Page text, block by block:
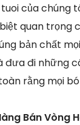
của
quan trọng
bản chất
đưa đi những
rằng mọi
Bán Vòng